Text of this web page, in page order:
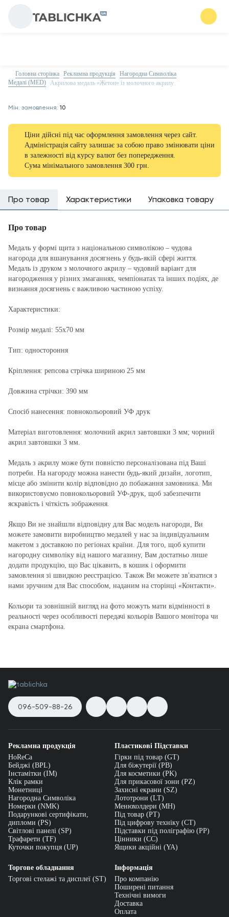
Головна сторінка Рекламна продукція
Нагородна Символіка
Медалі (MED)
Акрилова медаль «Жетон» із молочного акрилу
Мін. замовлення: 10
Ціни дійсні під час оформлення замовлення через сайт.
Адміністрація сайту залишає за собою право змінювати ціни
в залежності від курсу валют без попередження.
Сума мінімального замовлення 300 грн.
Про товар Характеристики Упаковка товару
Про товар
Медаль у формі щита з національною символікою – чудова
нагорода для вшанування досягнень у будь-якій сфері життя.
Медаль із друком з молочного акрилу – чудовий варіант для
нагородження у різних змаганнях, чемпіонатах та інших подіях, де
визнання досягнень є важливою частиною успіху.
Характеристики:
Розмір медалі: 55х70 мм
Тип: одностороння
Кріплення: репсова стрічка шириною 25 мм
Довжина стрічки: 390 мм
Спосіб нанесення: повнокольоровий УФ друк
Матеріал виготовлення: молочний акрил завтовшки 3 мм; чорний
акрил завтовшки 3 мм.
Медаль з акрилу може бути повністю персоналізована під Ваші
потреби. На нагороду можна нанести будь-який дизайн, логотип,
місце або змінити колір відповідно до побажання замовника. Ми
використовуємо повнокольоровий УФ-друк, щоб забезпечити
яскравість і чіткість зображення.
Якщо Ви не знайшли відповідну для Вас модель нагороди, Ви
можете замовити виробництво медалей у нас за індивідуальним
макетом з доставкою по регіонах країни. Для того, щоб купити
нагородну символіку від нашого магазину, Вам достатньо лише
додати продукцію, що Вас цікавить, в кошик і оформити
замовлення зі швидкою реєстрацією. Також Ви можете зв'язатися з
нами зручним для Вас способом, наданим на сторінці «Контакти».
Кольори та зовнішній вигляд на фото можуть мати відмінності в
реальності через особливості передачі кольорів Вашого монітора чи
екрана смартфона.
096-509-88-26
Рекламна продукція
HoReCa
Бейджі (BPL)
Інстамітки (IM)
Клік рамки
Монетниці
Нагородна Символіка
Номерки (NMK)
Подарункові сертифікати,
дипломи (PS)
Світлові панелі (SP)
Трафарети (TF)
Куточки покупця (UP)
Пластикові Підставки
Гірки під товар (GT)
Для біжутерії (PB)
Для косметики (PK)
Для прикасової зони (PZ)
Захисні екрани (SZ)
Лототрони (LT)
Менюхолдери (MH)
Під товар (PT)
Під цифрову техніку (CT)
Підставки під поліграфію (PP)
Цінники (СС)
Ящики акційні (YA)
Торгове обладнання
Торгові стелажі та дисплеї (ST)
Інформація
Про компанію
Поширені питання
Технічні вимоги
Доставка
Оплата